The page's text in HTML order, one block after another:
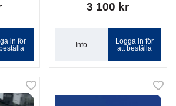
in för
3 100 kr
Info
Logga in för
att beställa